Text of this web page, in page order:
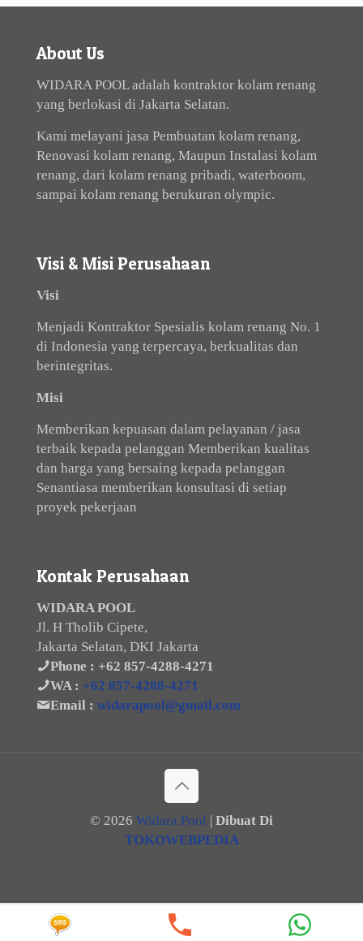
About Us
WIDARA POOL adalah kontraktor kolam renang
yang berlokasi di Jakarta Selatan.
Kami melayani jasa Pembuatan kolam renang,
Renovasi kolam renang, Maupun Instalasi kolam
renang, dari kolam renang pribadi, waterboom,
sampai kolam renang berukuran olympic.
Visi & Misi Perusahaan
Visi
Menjadi Kontraktor Spesialis kolam renang No. 1
di Indonesia yang terpercaya, berkualitas dan
berintegritas.
Misi
Memberikan kepuasan dalam pelayanan / jasa
terbaik kepada pelanggan Memberikan kualitas
dan harga yang bersaing kepada pelanggan
Senantiasa memberikan konsultasi di setiap
proyek pekerjaan
Kontak Perusahaan
WIDARA POOL
Jl. H Tholib Cipete,
Jakarta Selatan, DKI Jakarta
Phone : +62 857-4288-4271
WA : +62 857-4288-4271
Email : widarapool@gmail.com
© 2026 Widara Pool | Dibuat Di
TOKOWEBPEDIA